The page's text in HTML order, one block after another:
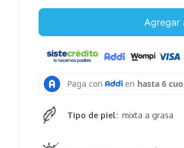
Agregar
Tipo de piel mixta a grasa